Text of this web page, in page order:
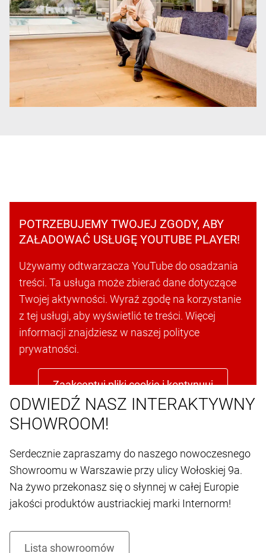
POTRZEBUJEMY TWOJEJ ZGODY, ABY
ZAŁADOWAĆ USŁUGĘ YOUTUBE PLAYER!
Używamy odtwarzacza YouTube do osadzania
treści. Ta usługa może zbierać dane dotyczące
Twojej aktywności. Wyraź zgodę na korzystanie
z tej usługi, aby wyświetlić te treści. Więcej
informacji znajdziesz w naszej polityce
prywatności.
Zaakceptuj pliki cookie i kontynuuj
ODWIEDŹ NASZ INTERAKTYWNY
SHOWROOM!
Serdecznie zapraszamy do naszego nowoczesnego
Showroomu w Warszawie przy ulicy Wołoskiej 9a.
Na żywo przekonasz się o słynnej w całej Europie
jakości produktów austriackiej marki Internorm!